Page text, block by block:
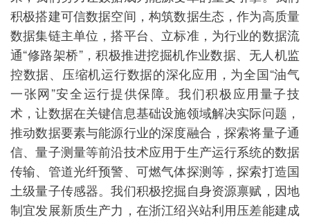
积极搭建可信数据空间，构筑数据生态，作为高质量
数据集链主单位，搭平台、立标准，为行业的数据流
通“修路架桥”，积极推进挖掘机作业数据、无人机监
控数据、压缩机运行数据的深化应用，为全国“油气
一张网”安全运行提供保障。我们积极应用量子技
术，让数据在关键信息基础设施领域解决实际问题，
推动数据要素与能源行业的深度融合，探索将量子通
信、量子测量等前沿技术应用于生产运行系统的数据
传输、管道光纤预警、可燃气体探测等，探索打造国
土级量子传感器。我们积极挖掘自身资源禀赋，因地
制宜发展新质生产力，在浙江绍兴站利用压差能建成